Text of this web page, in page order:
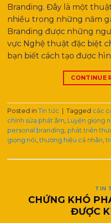
Branding. Đây là một
nhiều trong những năm
Branding được những
vực Nghệ thuật đặc biệt
bạn biết cách tạo được
CONTINUE
Posted in Tin tức Tagged các
chỉnh sửa phát âm Luyện giọng
personal branding phát triển
giọng nói ,thương hiệu cá nhân ,
TIN
CHỨNG KHÓ
ĐƯỢC